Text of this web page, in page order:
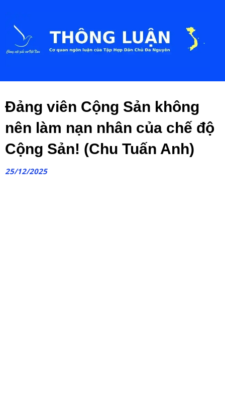
Đảng viên Cộng Sản không
nên làm nạn nhân của chế độ
Cộng Sản! (Chu Tuấn Anh)
25/12/2025